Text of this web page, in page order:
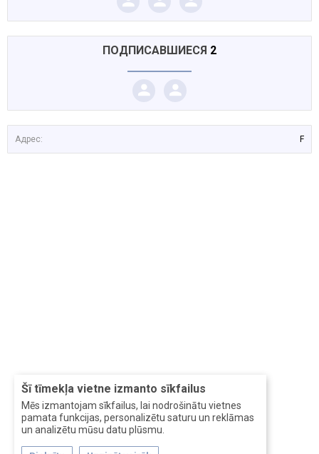
Šī tīmekļa vietne izmanto sīkfailus
Mēs izmantojam sīkfailus, lai nodrošinātu vietnes
pamata funkcijas, personalizētu saturu un reklāmas
un analizētu mūsu datu plūsmu.
ПОДПИСАВШИЕСЯ 2
Адрес: F